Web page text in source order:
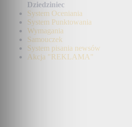
Dziedziniec
System Oceniania
System Punktowania
Wymagania
Samouczek
System pisania newsów
Akcja "REKLAMA"